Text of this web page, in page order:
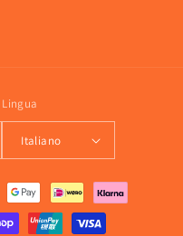
Lingua
Italiano